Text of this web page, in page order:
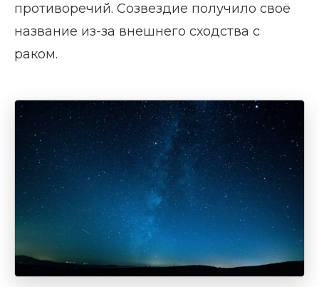
противоречий. Созвездие получило своё
название из-за внешнего сходства с
раком.